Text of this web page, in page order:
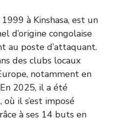
à Kinshasa, est un
d’origine congolaise
au poste d’attaquant.
des clubs locaux
notamment en
2025, il a été
il s’est imposé
à ses 14 buts en